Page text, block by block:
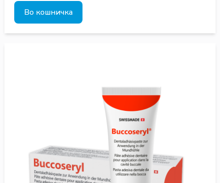
Во кошничка